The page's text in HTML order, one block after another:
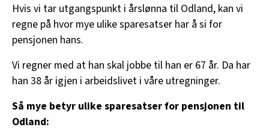
Hvis vi tar utgangspunkt i årslønna til Odland, kan vi
regne på hvor mye ulike sparesatser har å si for
pensjonen hans.
Vi regner med at han skal jobbe til han er 67 år. Da har
han 38 år igjen i arbeidslivet i våre utregninger.
Så mye betyr ulike sparesatser for pensjonen til
Odland: